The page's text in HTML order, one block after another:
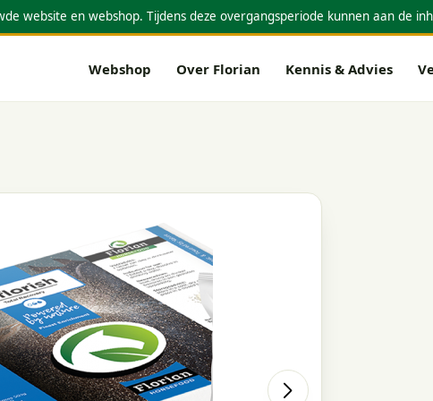
website en webshop. Tijdens deze overgangsperiode kunnen aan de
Webshop Over Florian Kennis & Advies